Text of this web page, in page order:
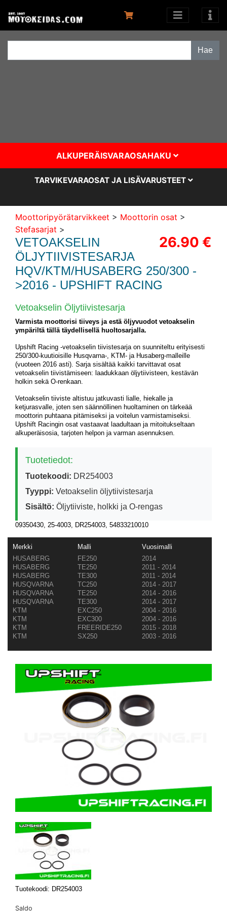
ALKUPERÄISVARAOSAHAKU
TARVIKEVARAOSAT JA LISÄVARUSTEET
Moottoripyörätarvikkeet > Moottorin osat >
Stefasarjat >
26.90 €
VETOAKSELIN
ÖLJYTIIVISTESARJA
HQV/KTM/HUSABERG 250/300 -
>2016 - UPSHIFT RACING
Vetoakselin Öljytiivistesarja
Varmista moottorisi tiiveys ja estä öljyvuodot vetoakselin
ympäriltä tällä täydellisellä huoltosarjalla.
Upshift Racing -vetoakselin tiivistesarja on suunniteltu erityisesti
250/300-kuutioisille Husqvarna-, KTM- ja Husaberg-malleille
(vuoteen 2016 asti). Sarja sisältää kaikki tarvittavat osat
vetoakselin tiivistämiseen: laadukkaan öljytiivisteen, kestävän
holkin sekä O-renkaan.
Vetoakselin tiiviste altistuu jatkuvasti lialle, hiekalle ja
ketjurasvalle, joten sen säännöllinen huoltaminen on tärkeää
moottorin puhtaana pitämiseksi ja voitelun varmistamiseksi.
Upshift Racingin osat vastaavat laadultaan ja mitoitukseltaan
alkuperäisosia, tarjoten helpon ja varman asennuksen.
Tuotetiedot:
Tuotekoodi: DR254003
Tyyppi: Vetoakselin öljytiivistesarja
Sisältö: Öljytiiviste, holkki ja O-rengas
09350430, 25-4003, DR254003, 54833210010
Merkki Malli
Vuosimalli
HUSABERG
FE250
2014
HUSABERG
TE250
2011 - 2014
HUSABERG
TE300
2011 - 2014
HUSQVARNA
TC250
2014 - 2017
HUSQVARNA
TE250
2014 - 2016
HUSQVARNA
TE300
2014 - 2017
KTM
EXC250
2004 - 2016
KTM
EXC300
2004 - 2016
KTM
FREERIDE250
2015 - 2018
KTM
SX250 2003 - 2016
Tuotekoodi: DR254003
Saldo